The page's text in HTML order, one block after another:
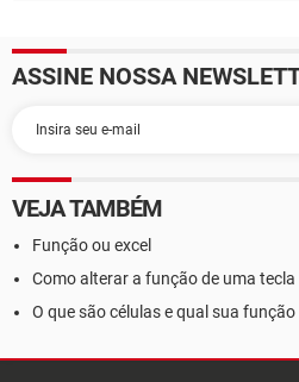
ASSINE NOSSA
VEJA TAMBÉM
Função ou excel
Como alterar a função de uma
O que são células e qual sua função